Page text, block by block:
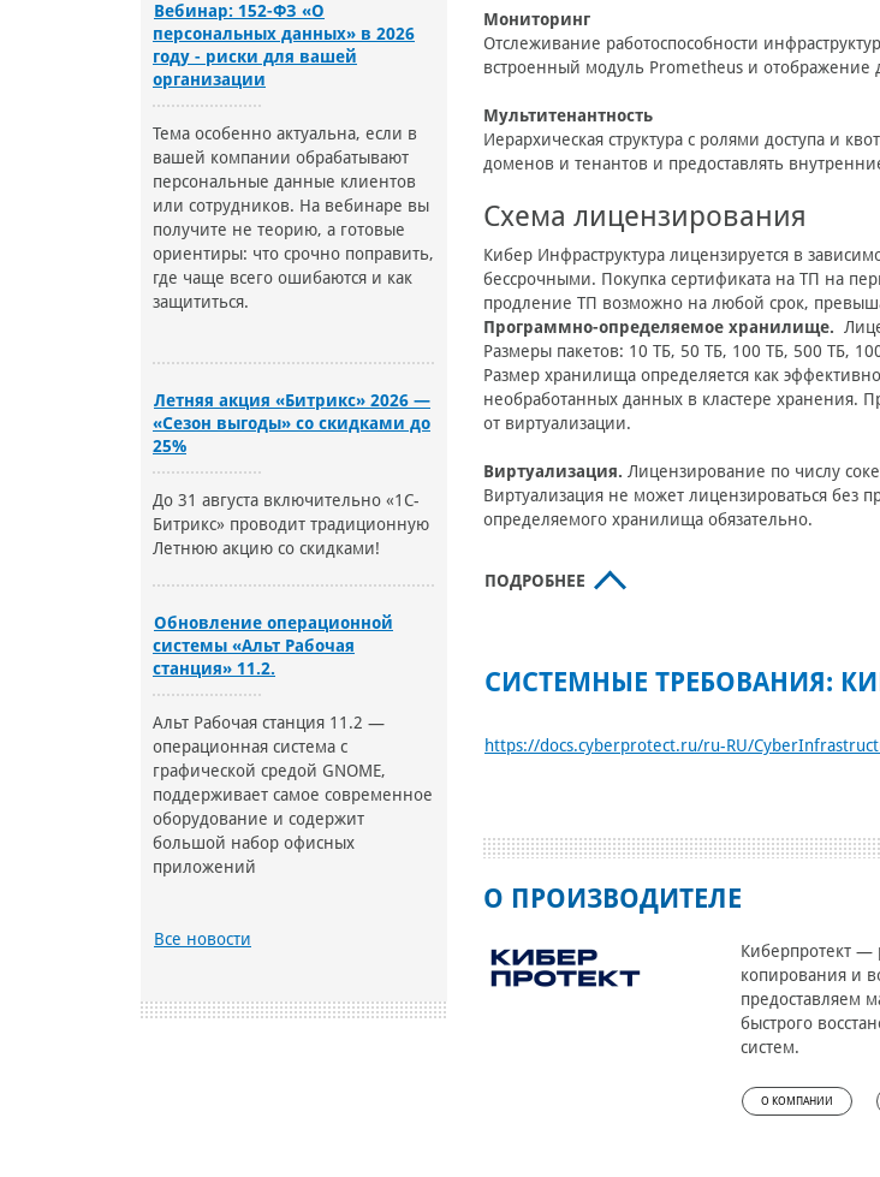
Вебинар: 152-ФЗ «О
персональных данных» в 2026
году - риски для вашей
организации
Тема особенно актуальна, если в
вашей компании обрабатывают
персональные данные клиентов
или сотрудников. На вебинаре вы
получите не теорию, а готовые
ориентиры: что срочно поправить,
где чаще всего ошибаются и как
защититься.
Летняя акция «Битрикс» 2026 —
«Сезон выгоды» со скидками до
25%
До 31 августа включительно «1С-
Битрикс» проводит традиционную
Летнюю акцию со скидками!
Обновление операционной
системы «Альт Рабочая
станция» 11.2.
Альт Рабочая станция 11.2 —
операционная система с
графической средой GNOME,
поддерживает самое современное
оборудование и содержит
большой набор офисных
приложений
Все новости
Мониторинг
Отслеживание работоспособности
встроенный модуль Prometheus и отображение
Мультитенантность
Иерархическая структура с ролями доступа и
доменов и тенантов и предоставлять
Схема лицензирования
Кибер Инфраструктура лицензируется в
бессрочными. Покупка сертификата на ТП на
продление ТП возможно на любой срок,
Программно-определяемое хранилище.
Размеры пакетов: 10 ТБ, 50 ТБ, 100 ТБ, 500 ТБ,
Размер хранилища определяется как
необработанных данных в кластере хранения.
от виртуализации.
Виртуализация. Лицензирование по числу
Виртуализация не может лицензироваться
определяемого хранилища обязательно.
ПОДРОБНЕЕ
СИСТЕМНЫЕ ТРЕБОВАНИЯ:
https://docs.cyberprotect.ru/ru-RU/
О ПРОИЗВОДИТЕЛЕ
Киберпротект —
копирования и
предоставляем
быстрого
систем.
О КОМПАНИИ